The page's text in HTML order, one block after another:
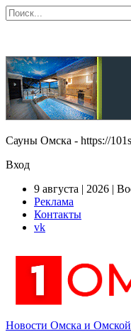
Сауны Омска - https://
Вход
9 августа | 2026 |
Реклама
Контакты
vk
Новости Омска и Омской